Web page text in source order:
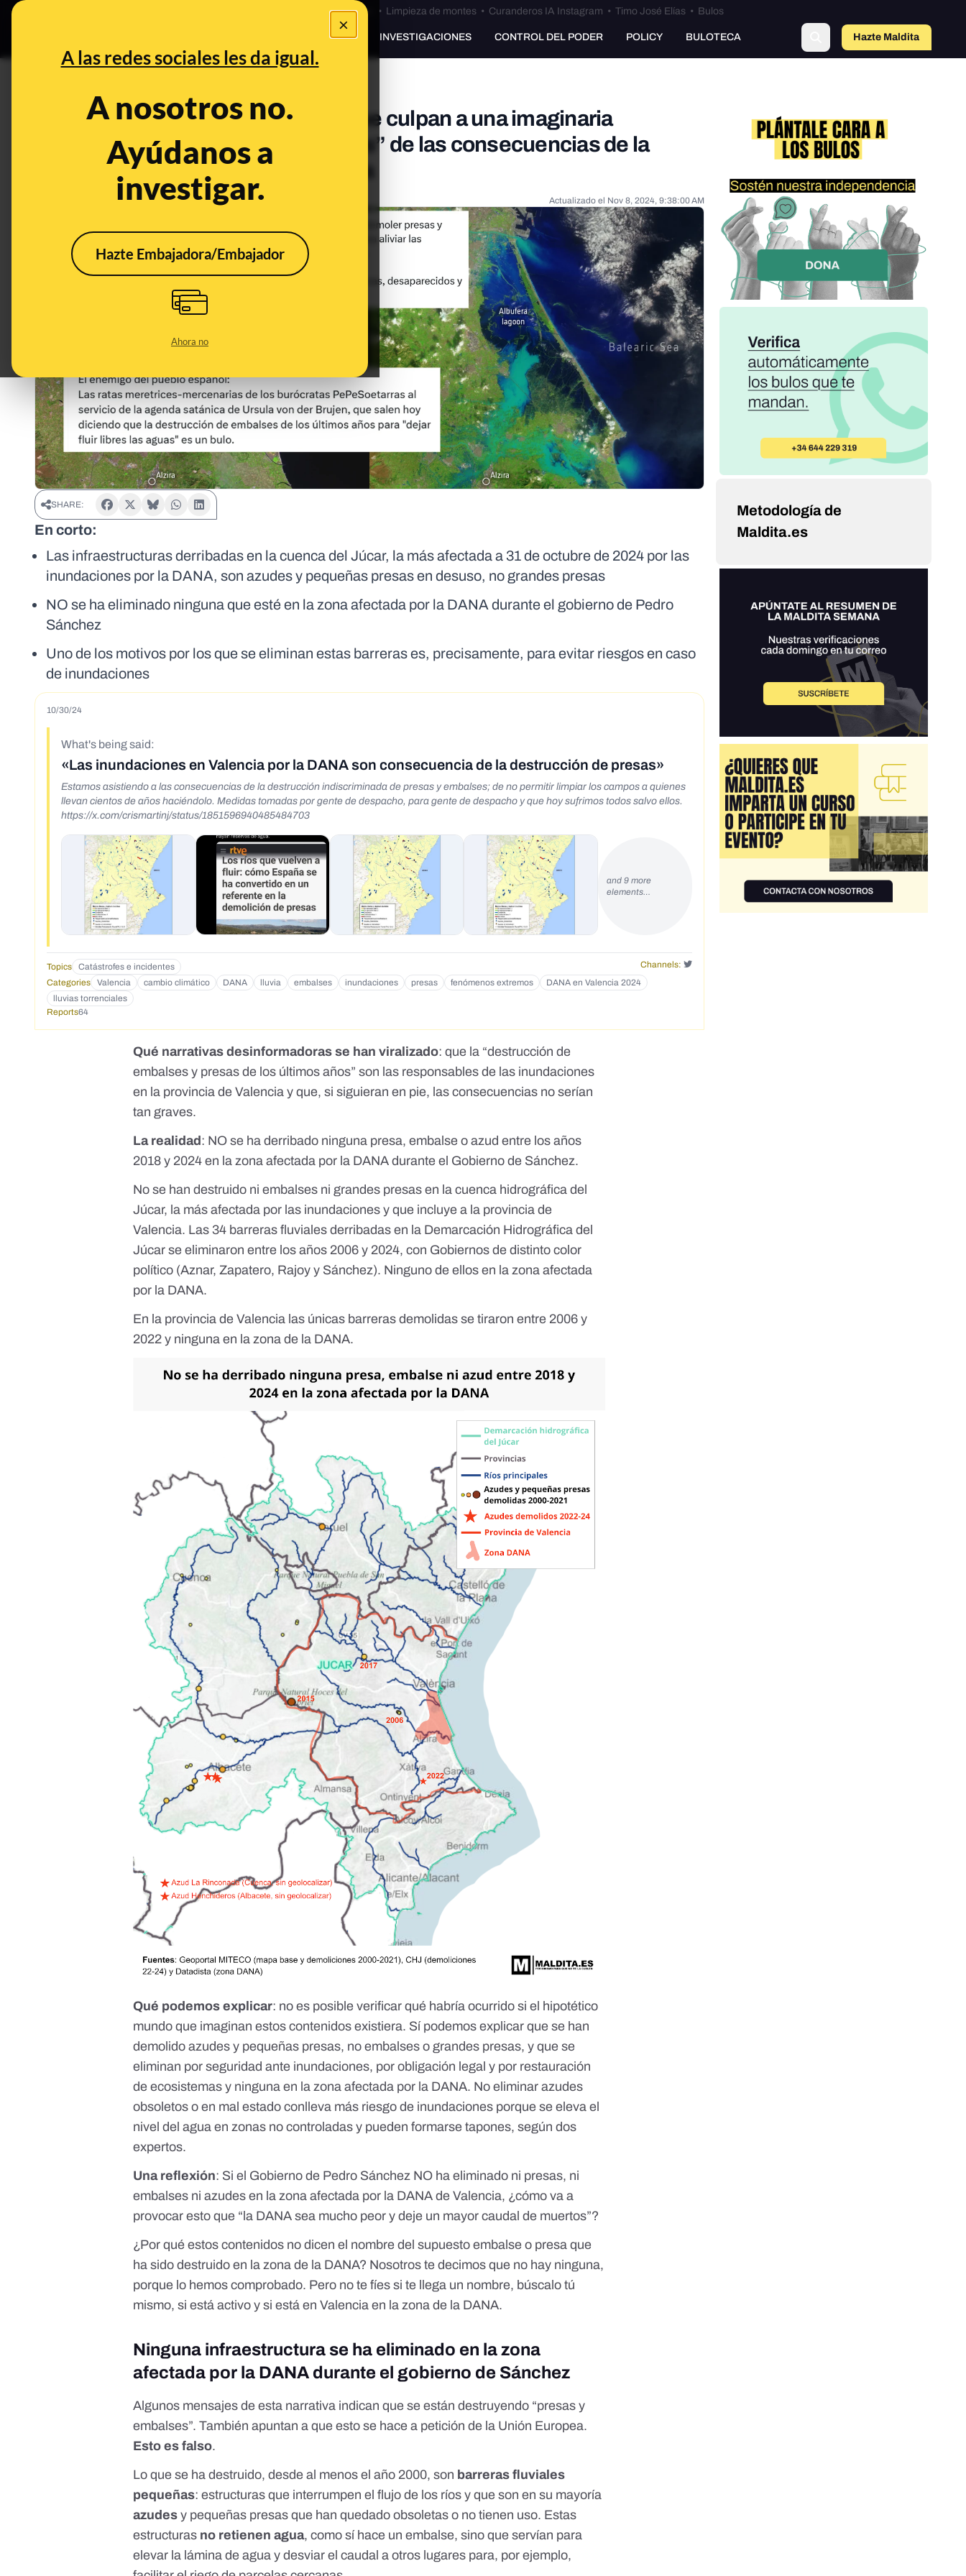
×
A las redes sociales les da igual.
A nosotros no.
Ayúdanos a
investigar.
Hazte Embajadora/Embajador
Ahora no
Bulos Ceuta • Limpieza de montes• Curanderos IA Instagram • Timo José Elías• Bulos
PREBUNKING INVESTIGACIONES CONTROL DEL PODER POLICY BULOTECA Hazte Maldito
Las narrativas desinformadoras que culpan a una imaginaria
“destrucción de presas y embalses” de las consecuencias de la
DANA en la Comunidad Valenciana
Oct 31, 2024, 6:02:08 PM Actualizado el Nov 8, 2024, 9:38:00 AM
SHARE:
En corto:
Las infraestructuras derribadas en la cuenca del Júcar, la más afectada a 31 de octubre de 2024 por las
inundaciones por la DANA, son azudes y pequeñas presas en desuso, no grandes presas
NO se ha eliminado ninguna que esté en la zona afectada por la DANA durante el gobierno de Pedro
Sánchez
Uno de los motivos por los que se eliminan estas barreras es, precisamente, para evitar riesgos en caso
de inundaciones
10/30/24
What's being said:
«Las inundaciones en Valencia por la DANA son consecuencia de la destrucción de presas»
Estamos asistiendo a las consecuencias de la destrucción indiscriminada de presas y embalses; de no permitir limpiar los campos a quienes
llevan cientos de años haciéndolo. Medidas tomadas por gente de despacho, para gente de despacho y que hoy sufrimos todos salvo ellos.
https://x.com/crismartinj/status/1851596940485484703
and 9 more
elements…
Topics Catástrofes e incidentes
Channels:
Categories
Valencia cambio climático DANA lluvia embalses inundaciones presas fenómenos extremos
DANA en Valencia 2024
lluvias torrenciales
Reports64
Qué narrativas desinformadoras se han viralizado: que la “destrucción de
embalses y presas de los últimos años” son las responsables de las inundaciones
en la provincia de Valencia y que, si siguieran en pie, lasconsecuencias no serían
tan graves.
La realidad : NO se ha derribado ninguna presa, embalse o azud entre los años
2018 y 2024 en la zona afectada por la DANA durante el Gobierno de Sánchez.
No se han destruido ni embalses ni grandes presas en la cuenca hidrográficadel
Júcar, la más afectada por las inundaciones y que incluye a la provincia de
Valencia. Las 34 barreras fluviales derribadas en la Demarcación Hidrográfica del
Júcar se eliminaron entre losaños 2006 y 2024, con Gobiernos de distinto color
político (Aznar, Zapatero, Rajoy y Sánchez). Ninguno de ellos en la zona afectada
por la DANA.
En la provincia de Valencia las únicas barreras demolidas se tiraron entre 2006 y
2022 y ninguna en la zona de la DANA.
Qué podemos explicar: no es posible verificar qué habría ocurrido si el hipotético
mundo que imaginan estos contenidos existiera. Sí podemos explicar que se han
demolido azudes y pequeñas presas, no embalses o grandes presas, y que se
eliminan por seguridad ante inundaciones, por obligación legal y por restauración
de ecosistemas y ninguna en la zona afectada por la DANA. No eliminar azudes
obsoletos o en mal estado conlleva más riesgo de inundaciones porque se eleva el
nivel del agua en zonas no controladas y pueden formarse tapones, según dos
expertos.
Una reflexión: Si el Gobierno de Pedro Sánchez NO ha eliminado ni presas, ni
embalses ni azudes en la zona afectada por la DANA de Valencia, ¿cómo va a
provocar esto que “la DANAsea mucho peor y deje un mayor caudal de muertos”?
¿Por qué estos contenidos no dicen el nombre del supuesto embalse o presa que
ha sido destruido en la zona de la DANA? Nosotros te decimos que no hay ninguna,
porque lo hemos comprobado. Pero no te fíes si te llega un nombre, búscalo tú
mismo, si está activo y si está en Valencia en la zona de la DANA.
Ninguna infraestructura se ha eliminado en la zona
afectada por la DANA durante el gobierno de Sánchez
Algunos mensajes de esta narrativa indican que se estándestruyendo “presas y
embalses”. También apuntan a que esto se hace a peticiónde la Unión Europea.
Esto es falso.
Lo que se ha destruido, desde al menos el año 2000, son barreras fluviales
pequeñas: estructuras que interrumpen el flujo de los ríos y que son en su mayoría
azudes y pequeñas presas que han quedado obsoletas o no tienen uso. Estas
estructuras no retienen agua, como sí hace un embalse, sino que servían para
elevar la lámina de agua y desviar el caudal a otros lugares para, por ejemplo,
Metodología de
Maldita.es